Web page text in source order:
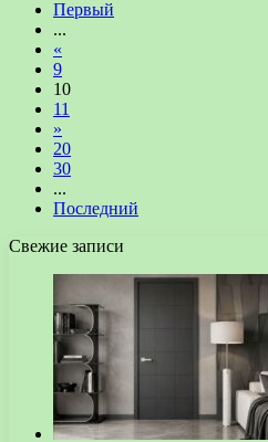
Первый
...
«
9
10
11
»
20
30
...
Последний
Свежие записи